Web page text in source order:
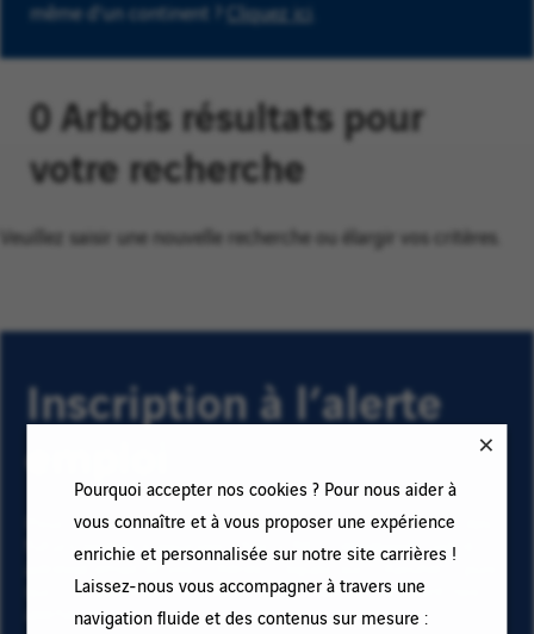
Pourquoi accepter nos cookies ? Pour nous aider à
vous connaître et à vous proposer une expérience
enrichie et personnalisée sur notre site carrières !
Laissez-nous vous accompagner à travers une
navigation fluide et des contenus sur mesure :
même d'un continent ? Cliquez ici
0 Arbois résultats pour
votre recherche
Veuillez saisir une nouvelle recherche ou élargir vos critères.
Inscription à l’alerte
Pour recevoir des alertes emploi et rester informé(e) des
futurs postes à pourvoir chez VINCI, renseignez votre
adresse email et vos critères. Cliquez sur « Ajouter » puis
sur « M'abonner » et restez informé(e) en recevant nos
alertes emails !